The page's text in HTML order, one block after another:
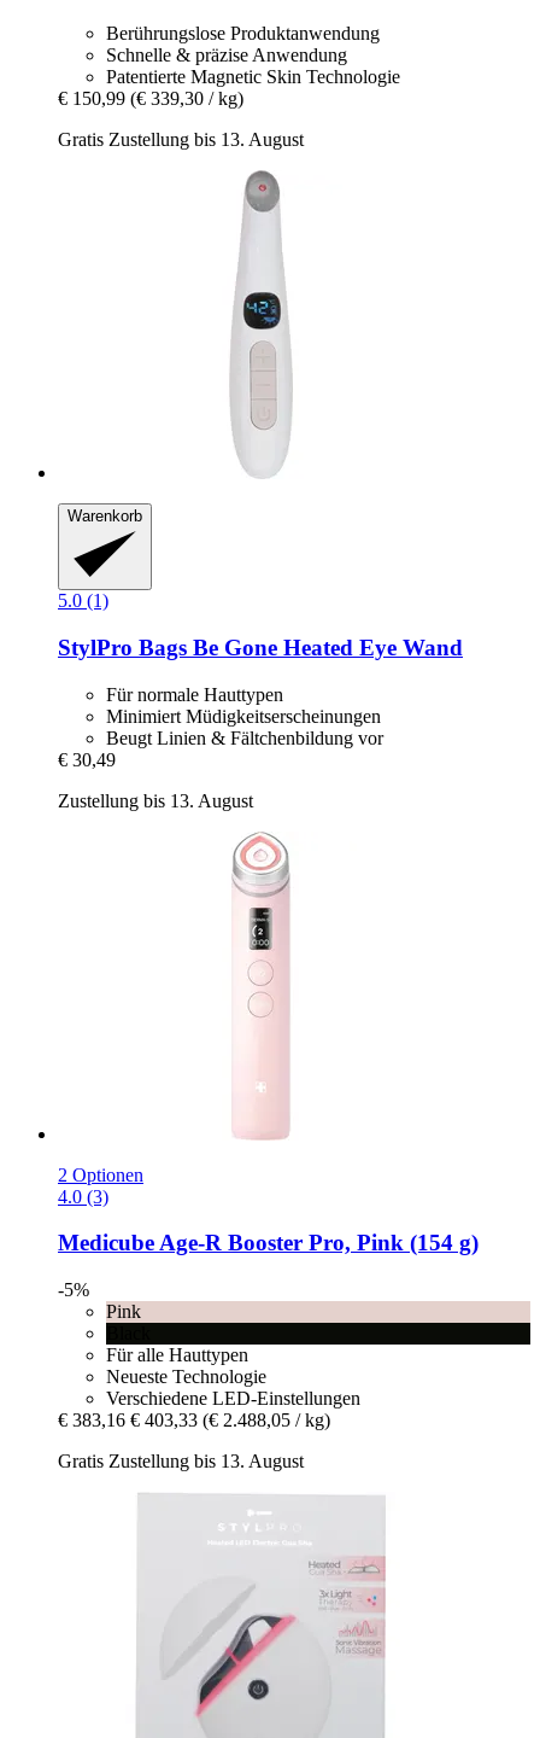
Berührungslose Produktanwendung
Schnelle & präzise Anwendung
Patentierte Magnetic Skin Technologie
€ 150,99 (€ 339,30 / kg)
Gratis Zustellung bis 13. August
Warenkorb
5.0 (1)
StylPro Bags Be Gone Heated Eye Wand
Für normale Hauttypen
Minimiert Müdigkeitserscheinungen
Beugt Linien & Fältchenbildung vor
€ 30,49
Zustellung bis 13. August
2 Optionen
4.0 (3)
MedicubeAge-​R Booster Pro, Pink (154 g)
-5%
Pink
Für alle Hauttypen
Neueste Technologie
Verschiedene LED-Einstellungen
€ 383,16 € 403,33 (€ 2.488,05 / kg)
Gratis Zustellung bis 13. August